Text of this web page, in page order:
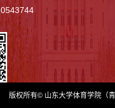
版权所有© 山东大学体育学院（青